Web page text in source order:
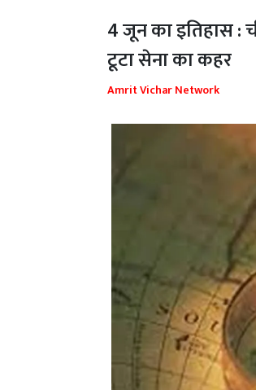
4 जून का इतिहास :
टूटा सेना का कहर
Amrit Vichar Network